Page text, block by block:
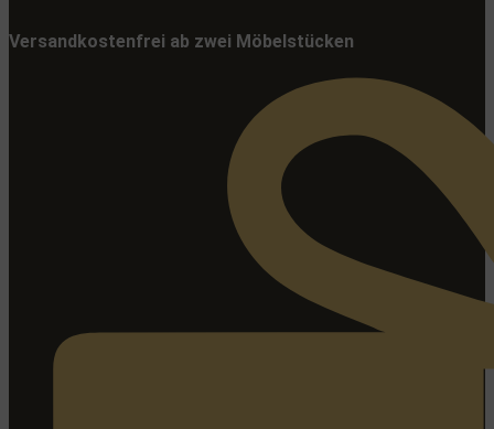
Versandkostenfrei ab zwei Möbelstücken